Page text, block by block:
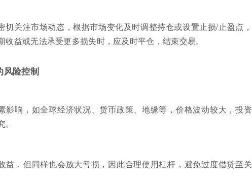
切关注市场动态，根据市场变化及时调整持仓或设置止损/止盈点，
收益或无法承受更多损失时，应及时平仓，结束交易。
风险控制
影响，如全球经济状况、货币政策、地缘等，价格波动较大，投资
益，但同样也会放大亏损，因此合理使用杠杆，避免过度借贷至关